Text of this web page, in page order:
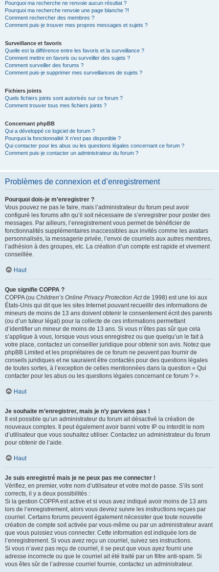
Pourquoi ma recherche ne renvoie aucun résultat ?
Pourquoi ma recherche renvoie une page blanche ?!
Comment rechercher des membres ?
Comment puis-je trouver mes propres messages et sujets ?
Surveillance et favoris
Quelle est la différence entre les favoris et la surveillance ?
Comment mettre en favoris ou surveiller des sujets ?
Comment surveiller des forums ?
Comment puis-je supprimer mes surveillances de sujets ?
Fichiers joints
Quels fichiers joints sont autorisés sur ce forum ?
Comment trouver tous mes fichiers joints ?
Concernant phpBB
Qui a développé ce logiciel de forum ?
Pourquoi la fonctionnalité X n’est pas disponible ?
Qui contacter pour les abus ou les questions légales concernant ce forum ?
Comment puis-je contacter un administrateur du forum ?
Problèmes de connexion et d’enregistrement
Pourquoi dois-je m’enregistrer ?
Vous pouvez ne pas le faire, mais l’administrateur du forum peut avoir
configuré les forums afin qu’il soit nécessaire de s’enregistrer pour poster des
messages. Par ailleurs, l’enregistrement vous permet de bénéficier de
fonctionnalités supplémentaires inaccessibles aux invités comme les avatars
personnalisés, la messagerie privée, l’envoi de courriels aux autres membres,
l’adhésion à des groupes, etc. La création d’un compte est rapide et vivement
conseillée.
Haut
Que signifie COPPA ?
COPPA (ou Children’s Online Privacy Protection Actde 1998) est une loi aux
États-Unis qui dit que les sites Internet pouvant recueillir des informations de
mineurs de moins de 13 ans doivent obtenir le consentement écrit des parents
(ou d’un tuteur légal) pour la collecte de ces informations permettant
d’identifier un mineur de moins de 13 ans. Si vous n’êtes pas sûr que cela
s’applique à vous, lorsque vous vous enregistrez ou que quelqu’un le fait à
votre place, contactez un conseiller juridique pour obtenir son avis. Notez que
phpBB Limited et les propriétaires de ce forum ne peuvent pas fournir de
conseils juridiques et ne sauraient être contactés pour des questions légales
de toutes sortes, à l’exception de celles mentionnées dans la question « Qui
contacter pour les abus ou les questions légales concernant ce forum ? ».
Haut
Je souhaite m’enregistrer, mais je n’y parviens pas !
Il est possible qu’un administrateur du forum ait désactivé la création de
nouveaux comptes. Il peut également avoir banni votre IP ou interdit le nom
d’utilisateur que vous souhaitez utiliser. Contactez un administrateur du forum
pour obtenir de l’aide.
Haut
Je suis enregistré mais je ne peux pas me connecter !
Vérifiez, en premier, votre nom d’utilisateur et votre mot de passe. S’ils sont
corrects, il y a deux possibilités :
Si la gestion COPPA est active et si vous avez indiqué avoir moins de 13 ans
lors de l’enregistrement, alors vous devrez suivre les instructions reçues par
courriel. Certains forums peuvent également nécessiter que toute nouvelle
création de compte soit activée par vous-même ou par un administrateur avant
que vous puissiez vous connecter. Cette information est indiquée lors de
l’enregistrement. Si vous avez reçu un courriel, suivez ses instructions.
Si vous n’avez pas reçu de courriel, il se peut que vous ayez fourni une
adresse incorrecte ou que le courriel ait été traité par un filtre anti-spam. Si
vous êtes sûr de l’adresse courriel fournie, contactez un administrateur.